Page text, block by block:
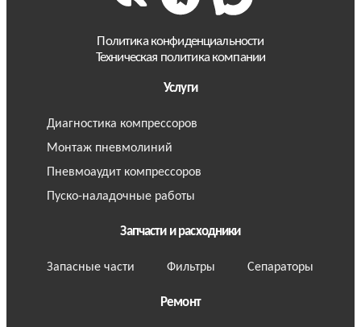
Политика конфиденциальности
Техническая политика компании
Услуги
Диагностика компрессоров
Монтаж пневмолиний
Пневмоаудит компрессоров
Пуско-наладочные работы
Запчасти и расходники
Запасные части Фильтры Сепараторы
Ремонт